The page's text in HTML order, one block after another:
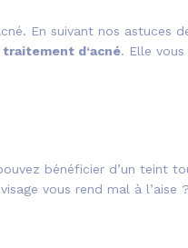
En suivant nos astuces
traitement d‘acné. Elle
bénéficier d’un teint
vous rend mal à l’aise